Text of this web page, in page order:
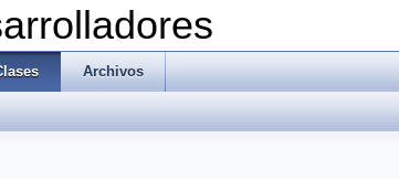
Archivos